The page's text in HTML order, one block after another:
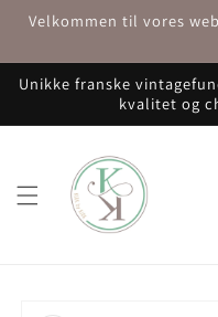
Gå til
Velkommen til vores
Unikke franske
kvalitet og